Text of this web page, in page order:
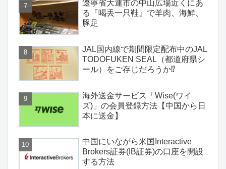
遼寧省大連市の中山広場近くにあ
る『喝丢一只鞋』で羊肉、海鮮、
豚足
JAL国内線で期間限定配布中のJAL
TODOFUKEN SEAL（都道府県シ
ール）をご存じだろうか⁉
海外送金サービス「Wise(ワイ
ズ)」の会員登録方法【中国から日
本に送金】
中国にいながら米国Interactive
Brokers証券(IB証券)の口座を開設
する方法